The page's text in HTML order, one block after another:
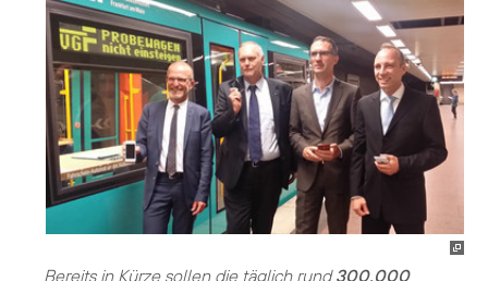
Bereits in Kürze sollen die täglich rund300.000